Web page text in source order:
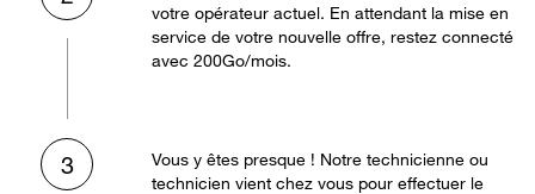
votre opérateur actuel. En attendant la mise en
service de votre nouvelle offre, restez connecté
avec 200Go/mois.
3
Vous y êtes presque ! Notre technicienne ou
technicien vient chez vous pour effectuer le